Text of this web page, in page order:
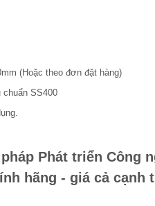
(Hoặc theo đơn đặt hàng)
chuẩn SS400
Phát triển Công
hãng - giá cả cạnh